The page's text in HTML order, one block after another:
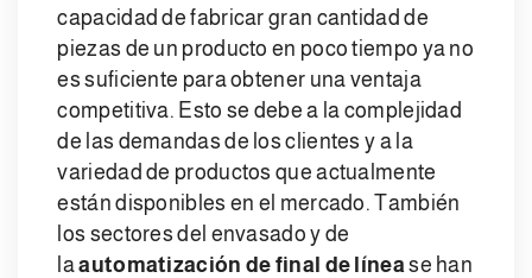
capacidad de fabricar gran cantidad de
piezas de un producto en poco tiempo ya no
es suficiente para obtener una ventaja
competitiva. Esto se debe a la complejidad
de las demandas de los clientes y a la
variedad de productos que actualmente
están disponibles en el mercado. También
los sectores del envasado y de
laautomatización de final de línease han